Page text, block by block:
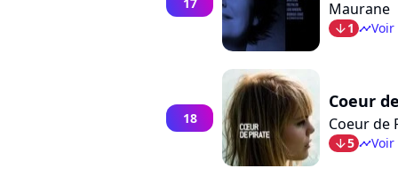
Maurane
arrow_bot1 timelineVoir
18
Coeur
Coeur de
arrow_bot5 timelineVoir